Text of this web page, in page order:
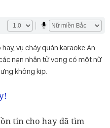
vụ cháy quán karaoke An
nạn nhân tử vong có một nữ
không kịp.
tin cho hay đã tìm